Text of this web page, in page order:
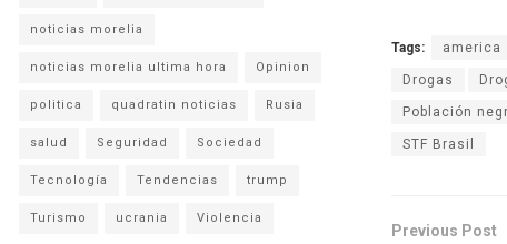
Tags: america
Drogas
Población
STF Brasil
Previous Post
noticias morelia
noticias morelia ultima hora Opinion
politica quadratin noticias Rusia
salud Seguridad Sociedad
Tecnología Tendencias trump
Turismo ucrania Violencia